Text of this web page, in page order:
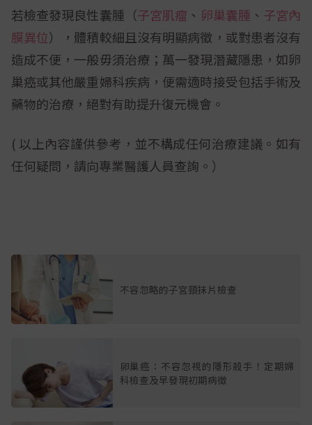
若檢查發現良性囊腫（子宮肌瘤 、 卵巢囊腫 、 子宮內
膜異位），體積較細且沒有明顯病徵，或對患者沒有
造成不便，一般毋須治療；萬一發現潛藏隱患，如卵
巢癌或其他嚴重婦科疾病，便需適時接受包括手術及
藥物的治療，絕對有助提升復元機會。
( 以上內容謹供參考，並不構成任何治療建議。如有
任何疑問，請向專業醫護人員查詢。）
不容忽略的子宮頸抹片檢查
卵巢癌：不容忽視的隱形殺手！定期婦
科檢查及早發現初期病徵